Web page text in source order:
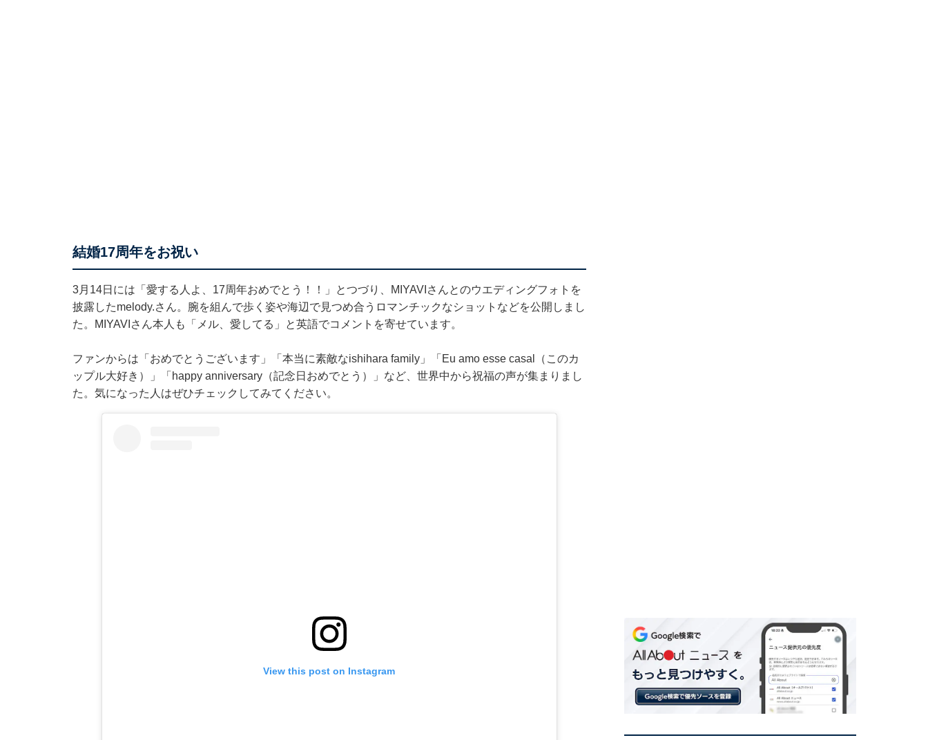
結婚17周年をお祝い
3月14日には「愛する人よ、17周年おめでとう！！」とつづり、MIYAVIさんとのウエディングフォトを
披露したmelody.さん。腕を組んで歩く姿や海辺で見つめ合うロマンチックなショットなどを公開しまし
た。MIYAVIさん本人も「メル、愛してる」と英語でコメントを寄せています。
ファンからは「おめでとうございます」「本当に素敵なishihara family」「Eu amo esse casal（このカ
ップル大好き）」「happy anniversary（記念日おめでとう）」など、世界中から祝福の声が集まりまし
た。気になった人はぜひチェックしてみてください。
View this post on Instagram